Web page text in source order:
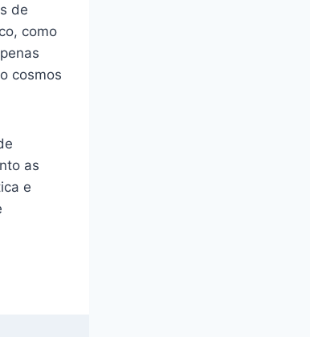
de
como
cosmos
as
e